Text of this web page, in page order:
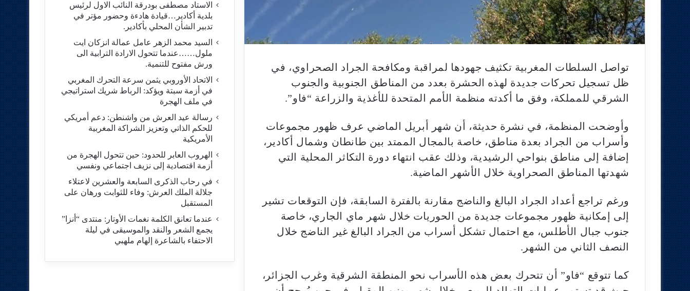
تواصل السلطات المغربية تكثيف جهودها لمراقبة ومكافحة الجراد الصحراوي، في
ظل تسجيل تحركات جديدة لهذه الحشرة بعدد من المناطق الجنوبية والجنوب
الشرقي للمملكة، وفق ما أكدته منظمة الأمم المتحدة للأغذية والزراعة “فاو”.
وأوضحت المنظمة، في نشرة حديثة، أن شهر أبريل الماضي عرف ظهور مجموعات
وأسراب من الجراد بعدة مناطق، خاصة بالمجال الممتد بين طانطان وشمال أكادير،
إضافة إلى مناطق بنواحي الرشيدية، وذلك عقب انتهاء دورة التكاثر المحلية التي
شهدتها المناطق الصحراوية خلال الأشهر الماضية.
ورغم تراجع أعداد الجراد البالغ والناضج مقارنة بالفترة السابقة، فإن التوقعات تشير
إلى إمكانية ظهور مجموعات جديدة من الحوريات خلال شهر ماي الجاري، خاصة
جنوب جبال الأطلس، مع احتمال تشكل أسراب من الجراد البالغ غير الناضج خلال
النصف الثاني من الشهر.
كما تتوقع “فاو” أن تتحرك بعض هذه الأسراب نحو المنطقة الشرقية وغرب الجزائر،
الاستاد مصطفى بودرقة النائب الاول لرئيس
بلدية أكادير…قيادة هادءة وحضور مؤتر في
تدبير الشأن المحلي بأكادير.
السيد محمد الزهر عامل عمالة انزكان ايت
ملول……عندما تتحول الارادة الترابية الى
ورش مفتوح للتنمية.
الاتحاد الأوروبي يثمن سرعة التحرك المغربي
في أزمة سبتة ويؤكد: الرباط شريك استراتيجي
في ملف الهجرة
رسالة عيد العرش من واشنطن: دعم أمريكي
للحكم الذاتي وتعزيز الشراكة المغربية
الأمريكية
​الهروب العابر للحدود: حين تتحول الهجرة من
أزمة اقتصادية إلى نزيف اجتماعي ونفسي
في رحاب الذكرى السابعة والعشرين لاعتلاء
جلالة الملك العرش: وفاء للثوابت ورهان على
المستقبل
​عندما تعانق الكلمة نغمات الأوتار: منتدى “أنزا”
يجمع الشعر والنقد والموسيقى في ليلة
الاحتفاء بالشاعرة إلهام ملهبي